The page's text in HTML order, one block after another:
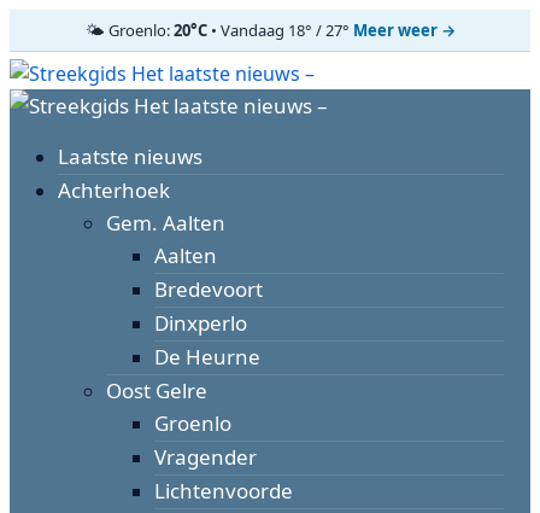
🌤️ Groenlo:20°C• Vandaag 18° / 27° Meer weer →
Ga
naar
inhoud
Primair
Laatste nieuws
Achterhoek
Gem. Aalten
Aalten
Bredevoort
Dinxperlo
De Heurne
Oost Gelre
Groenlo
Vragender
Lichtenvoorde